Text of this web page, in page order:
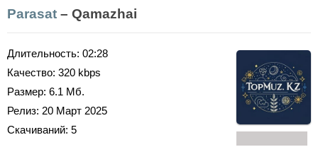
Parasat – Qamazhai
Длительность: 02:28
Качество: 320 kbps
Размер: 6.1 Мб.
Релиз: 20 Март 2025
Скачиваний: 5